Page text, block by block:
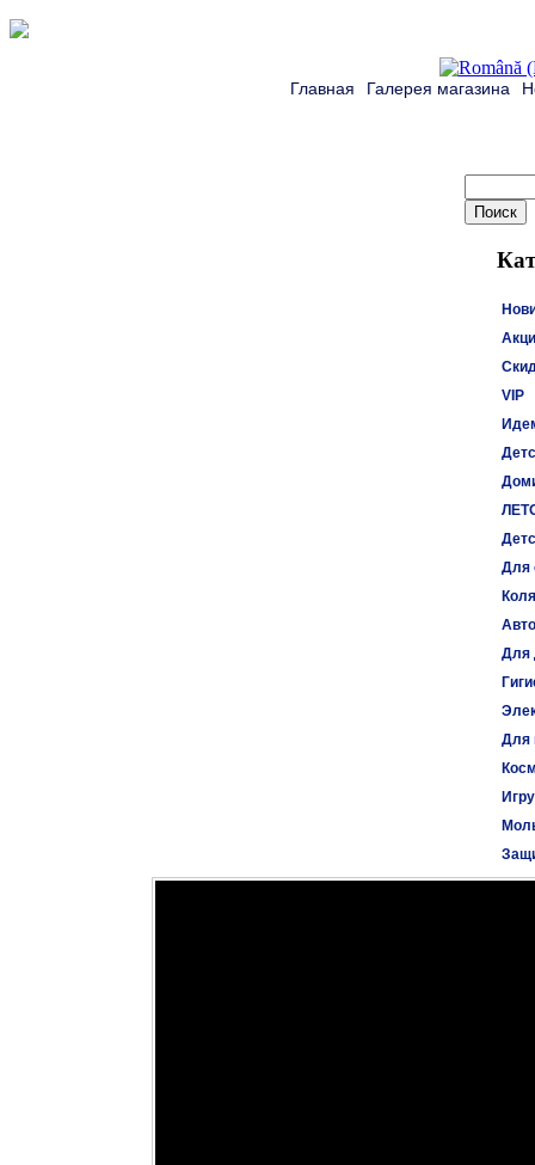
Главная Галерея магазина
VIP
Для
Для
Для